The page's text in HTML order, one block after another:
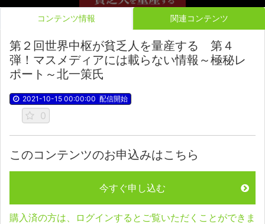
コンテンツ情報 関連コンテンツ
第２回世界中枢が貧乏人を量産する 第４
弾！マスメディアには載らない情報～極秘レ
ポート～北一策氏
2021-10-15 00:00:00 配信開始
0
このコンテンツのお申込みはこちら
今すぐ申し込む
購入済の方は、ログインするとご覧いただくことができま